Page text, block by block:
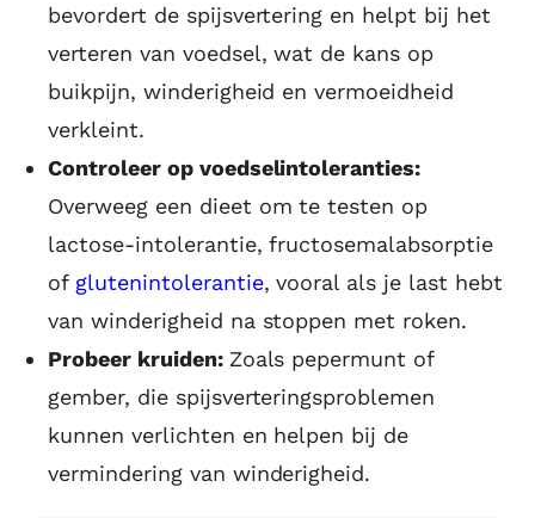
bevordert de spijsvertering en helpt bij het
verteren van voedsel, wat de kans op
buikpijn, winderigheid en vermoeidheid
verkleint.
Controleer op voedselintoleranties:
Overweeg een dieet om te testen op
lactose-intolerantie, fructosemalabsorptie
of glutenintolerantie, vooral als je last hebt
van winderigheid na stoppen met roken.
Probeer kruiden: Zoals pepermunt of
gember, die spijsverteringsproblemen
kunnen verlichten en helpen bij de
vermindering van winderigheid.